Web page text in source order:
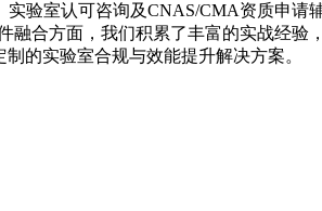
验室认可咨询及CNAS/CMA资质申
合方面，我们积累了丰富的实战经
的实验室合规与效能提升解决方案。